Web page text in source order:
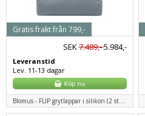
SEK7.489,-5.984,-
Leveranstid
Lev. 11-13 dagar
Gratis frakt från 799,-
Blomus - FLIP grytlappar i silikon (2 st.) - benvit